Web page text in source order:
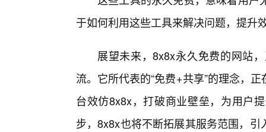
于如何利用这些工具来解决问题，提升
展望未来，8x8x永久免费的网站
流。它所代表的“免费+共享”的理念，
台效仿8x8x，打破商业壁垒，为用户
步，8x8x也将不断拓展其服务范围，